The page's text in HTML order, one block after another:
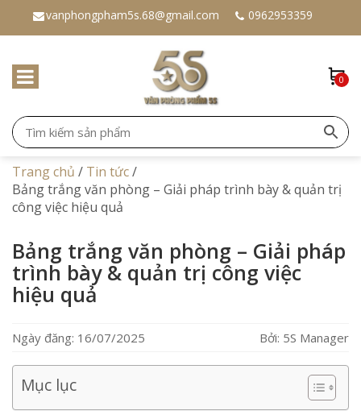
vanphongpham5s.68@gmail.com 0962953359
0
Trang chủ / Tin tức/
Bảng trắng văn phòng – Giải pháp trình bày & quản trị
công việc hiệu quả
Bảng trắng văn phòng – Giải pháp
trình bày & quản trị công việc
hiệu quả
Ngày đăng: 16/07/2025 Bởi: 5S Manager
Mục lục